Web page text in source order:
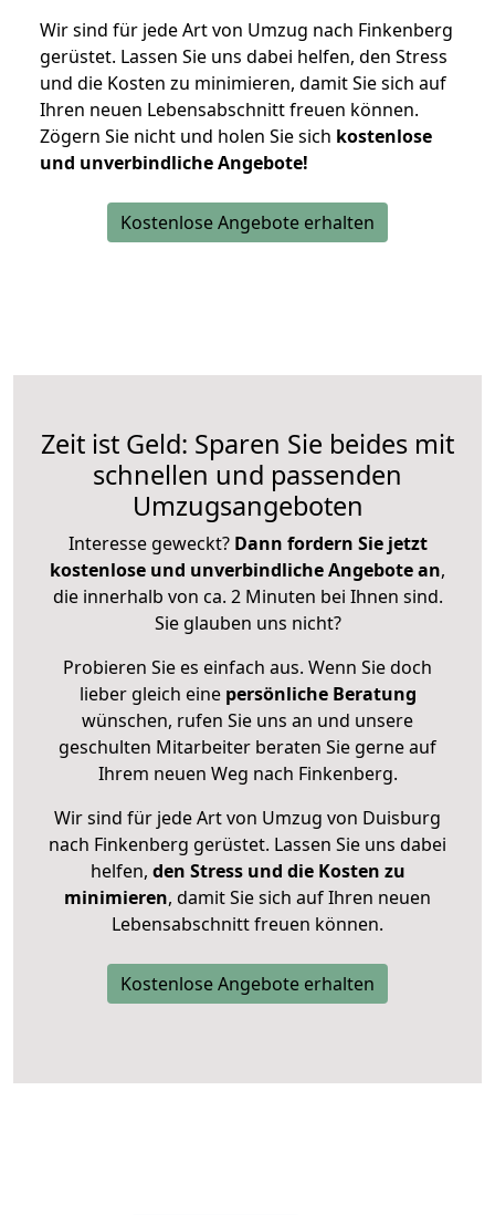
Wir sind für jede Art von Umzug nach Finkenberg
gerüstet. Lassen Sie uns dabei helfen, den Stress
und die Kosten zu minimieren, damit Sie sich auf
Ihren neuen Lebensabschnitt freuen können.
Zögern Sie nicht und holen Sie sich kostenlose
und unverbindliche Angebote!
Kostenlose Angebote erhalten
Zeit ist Geld: Sparen Sie beides mit
schnellen und passenden
Umzugsangeboten
Interesse geweckt? Dann fordern Sie jetzt
kostenlose und unverbindliche Angebote an,
die innerhalb von ca. 2 Minuten bei Ihnen sind.
Sie glauben uns nicht?
Probieren Sie es einfach aus. Wenn Sie doch
lieber gleich eine persönliche Beratung
wünschen, rufen Sie uns an und unsere
geschulten Mitarbeiter beraten Sie gerne auf
Ihrem neuen Weg nach Finkenberg.
Wir sind für jede Art von Umzug von Duisburg
nach Finkenberg gerüstet. Lassen Sie uns dabei
helfen, den Stress und die Kosten zu
minimieren, damit Sie sich auf Ihren neuen
Lebensabschnitt freuen können.
Kostenlose Angebote erhalten